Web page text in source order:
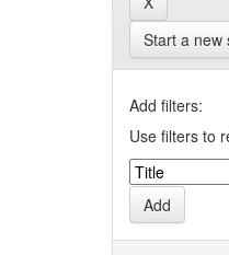
Start a new
Add filters:
Use filters to